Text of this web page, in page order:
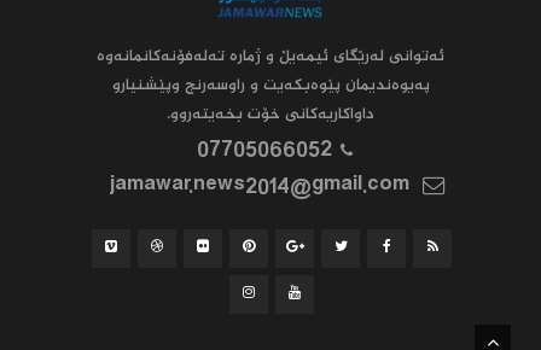
ئه‌توانى له‌رێگاى ئیمه‌یڵ و ژماره‌ ته‌له‌فۆنه‌کانمانه‌وه‌
په‌یوه‌ندیمان پێوه‌بکه‌یت و راوسه‌رنج وپێشنیارو
داواکاریه‌کانى خۆت بخه‌یته‌روو.
07705066052
jamawar.news2014@gmail.com